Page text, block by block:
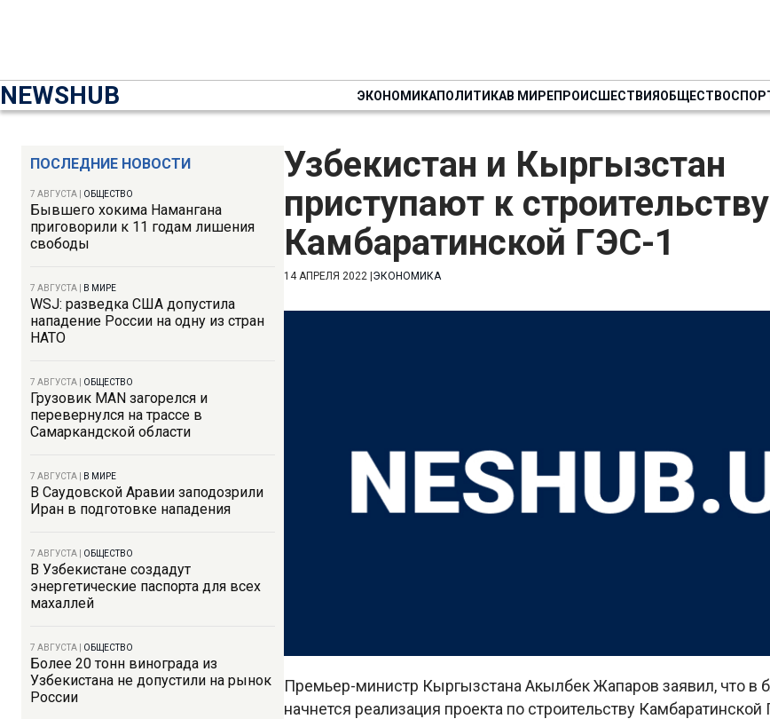
NEWSHUB ЭКОНОМИКАПОЛИТИКАВ МИРЕПРОИСШЕСТВИЯОБЩЕСТВО
ПОСЛЕДНИЕ НОВОСТИ
7 АВГУСТА ОБЩЕСТВО
Бывшего хокима Намангана
приговорили к 11 годам лишения
свободы
7 АВГУСТА В МИРЕ
WSJ: разведка США допустила
нападение России на одну из стран
НАТО
7 АВГУСТА ОБЩЕСТВО
Грузовик MAN загорелся и
перевернулся на трассе в
Самаркандской области
7 АВГУСТА В МИРЕ
В Саудовской Аравии заподозрили
Иран в подготовке нападения
7 АВГУСТА ОБЩЕСТВО
В Узбекистане создадут
энергетические паспорта для всех
махаллей
7 АВГУСТА ОБЩЕСТВО
Более 20 тонн винограда из
Узбекистана не допустили на рынок
России
Узбекистан и Кыргызстан
приступают к строительству
Камбаратинской ГЭС-1
14 АПРЕЛЯ 2022 ЭКОНОМИКА
Премьер-министр Кыргызстана Акылбек Жапаров заявил, что в
начнется реализация проекта по строительству Камбаратинской